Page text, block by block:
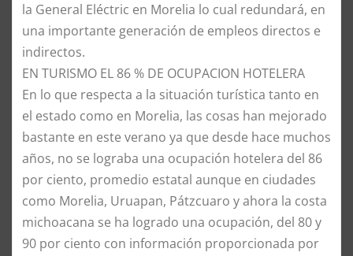
la General Eléctric en Morelia lo cual redundará, en
una importante generación de empleos directos e
indirectos.
EN TURISMO EL 86 % DE OCUPACION HOTELERA
En lo que respecta a la situación turística tanto en
el estado como en Morelia, las cosas han mejorado
bastante en este verano ya que desde hace muchos
años, no se lograba una ocupación hotelera del 86
por ciento, promedio estatal aunque en ciudades
como Morelia, Uruapan, Pátzcuaro y ahora la costa
michoacana se ha logrado una ocupación, del 80 y
90 por ciento con información proporcionada por